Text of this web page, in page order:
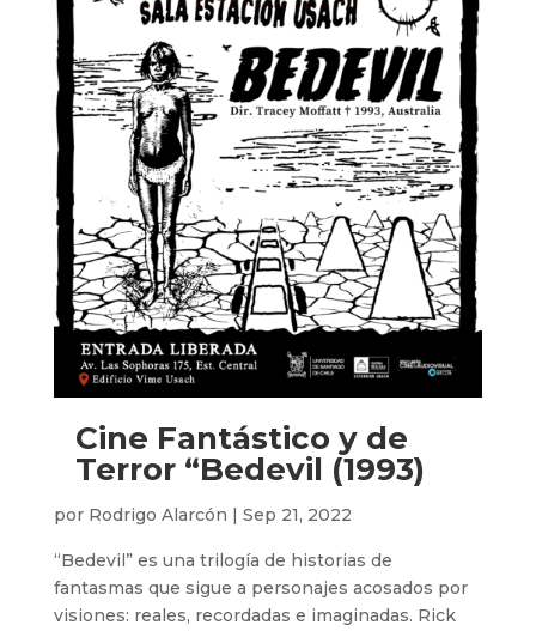
Cine Fantástico y de
Terror “Bedevil (1993)
por Rodrigo Alarcón Sep 21, 2022
“Bedevil” es una trilogía de historias de
fantasmas que sigue a personajes acosados ​​por
visiones: reales, recordadas e imaginadas. Rick